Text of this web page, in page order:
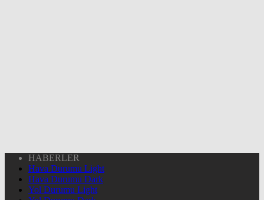
HABERLER
Hava Durumu Light
Hava Durumu Dark
Yol Durumu Light